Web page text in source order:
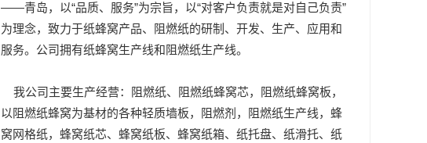
——青岛，以“品质、服务”为宗旨，以“对客户负责就是对自己负责”
为理念，致力于纸蜂窝产品、阻燃纸的研制、开发、生产、应用和
服务。公司拥有纸蜂窝生产线和阻燃纸生产线。
我公司主要生产经营：阻燃纸、阻燃纸蜂窝芯，阻燃纸蜂窝板，
以阻燃纸蜂窝为基材的各种轻质墙板，阻燃剂，阻燃纸生产线，蜂
窝网格纸，蜂窝纸芯、蜂窝纸板、蜂窝纸箱、纸托盘、纸滑托、纸